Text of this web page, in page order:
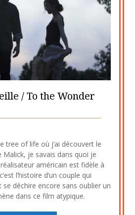
/ To the Wonder
2
septembre
2023
tree of life où j’ai découvert le
Malick, je savais dans quoi je
américain est fidèle à
l’histoire d’un couple qui
se déchire encore sans oublier un
dans ce film atypique.